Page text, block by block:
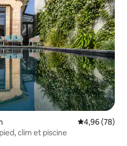
Évaluation
4,96 (78)
clim et piscine